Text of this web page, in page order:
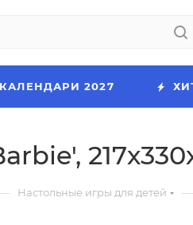
КАЛЕНДАРИ 2027
Настольные игры для детей —